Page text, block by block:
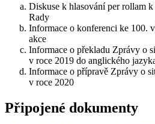
Diskuse k hlasování per rollam
Rady
Informace o konferenci ke 100.
akce
Informace o překladu Zprávy o
v roce 2019 do anglického
Informace o přípravě Zprávy o
v roce 2020
Připojené dokumenty